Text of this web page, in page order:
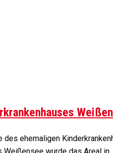
ehemaligen